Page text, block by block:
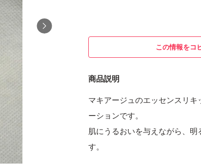
この情報をコ
商品説明
マキアージュのエッセンスリ
ーションです。
肌にうるおいを与えながら、
す。